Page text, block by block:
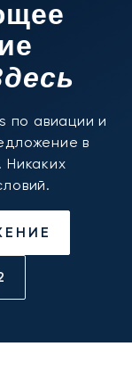
по авиации и
в
Никаких